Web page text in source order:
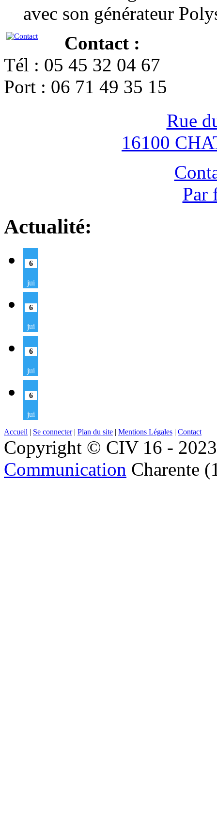
avec son générateur
Contact :
Tél : 05 45 32 04 67
Port : 06 71 49 35 15
Rue
16100
Par
Actualité:
6
jui
6
jui
6
jui
6
jui
Accueil | Se connecter| Plan du site | Mentions Légales | Contact
Copyright © CIV 16 -
Communication Charente